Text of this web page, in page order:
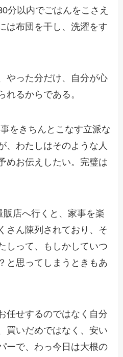
分以内でごはんをこさえ
は布団を干し、洗濯をす
やった分だけ、自分が心
れるからである。
をきちんとこなす立派な
、わたしはそのような人
めお伝えしたい。完璧は
店へ行くと、家事を楽
さん陳列されており、そ
しって、もしかしていつ
と思ってしまうときもあ
任せするのではなく自分
買いだめではなく、安い
ーで、わっ今日は大根の